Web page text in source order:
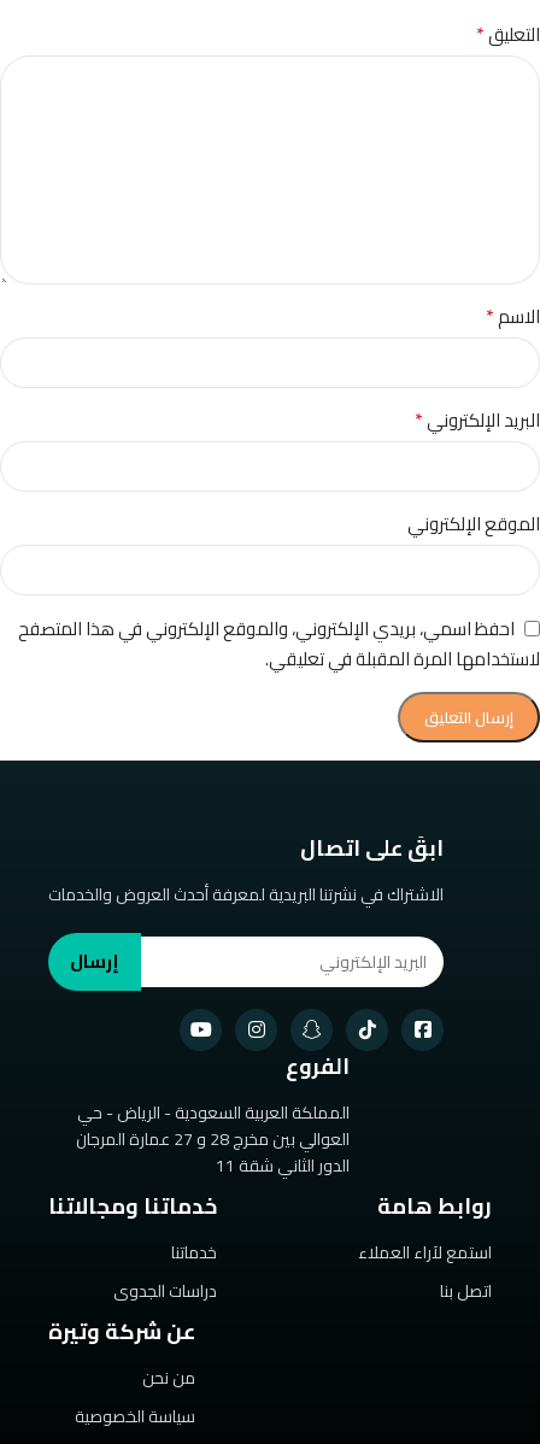
التعليق*
الاسم*
البريد الإلكتروني*
الموقع الإلكتروني
احفظ اسمي، بريدي الإلكتروني، والموقع الإلكتروني في هذا المتصفح
لاستخدامها المرة المقبلة في تعليقي.
ابقَ على اتصال
الاشتراك في نشرتنا البريدية لمعرفة أحدث العروض والخدمات
إرسال
الفروع
المملكة العربية السعودية - الرياض - حي
العوالي بين مخرج 28 و 27 عمارة المرجان
الدور الثاني شقة 11
خدماتنا ومجالاتنا
خدماتنا
دراسات الجدوى
روابط هامة
استمع لآراء العملاء
اتصل بنا
عن شركة وتيرة
من نحن
سياسة الخصوصية